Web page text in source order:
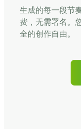
生成的每一段节
费，无需署名。
全的创作自由。